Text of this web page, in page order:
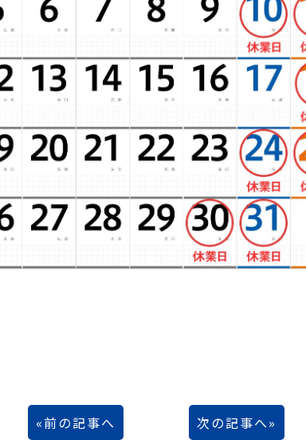
前の記事へ 次の記事へ